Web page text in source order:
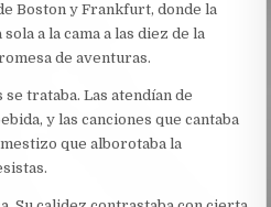
Boston y Frankfurt, donde la
a la cama a las diez de la
de aventuras.
trataba. Las atendían de
y las canciones que cantaba
que alborotaba la